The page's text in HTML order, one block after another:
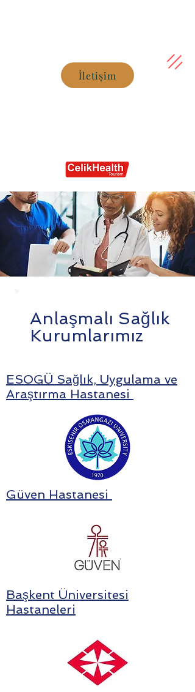
İletişim
Anlaşmalı Sağlık
Kurumlarımız
ESOGÜ Sağlık, Uygulama ve
Araştırma Hastanesi
Güven Hastanesi
Başkent Üniversitesi
Hastaneleri